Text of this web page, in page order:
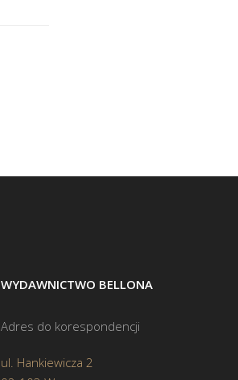
WYDAWNICTWO BELLONA
Adres do korespondencji
ul. Hankiewicza 2